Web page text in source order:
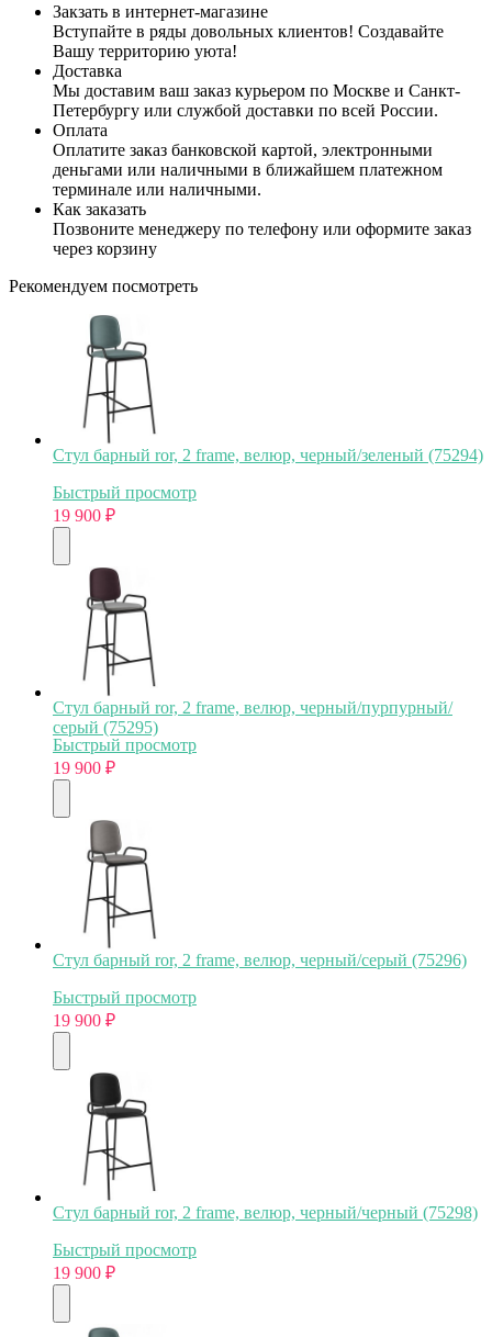
Закзать в интернет-магазине
Вступайте в ряды довольных клиентов! Создавайте
Вашу территорию уюта!
Доставка
Мы доставим ваш заказ курьером по Москве и Санкт-
Петербургу или службой доставки по всей России.
Оплата
Оплатите заказ банковской картой, электронными
деньгами или наличными в ближайшем платежном
терминале или наличными.
Как заказать
Позвоните менеджеру по телефону или оформите заказ
через корзину
Рекомендуем посмотреть
Стул барный ror, 2 frame, велюр, черный/зеленый (75294)
Быстрый просмотр
19 900 ₽
Стул барный ror, 2 frame, велюр, черный/пурпурный/
серый (75295)
Быстрый просмотр
19 900 ₽
Стул барный ror, 2 frame, велюр, черный/серый (75296)
Быстрый просмотр
19 900 ₽
Стул барный ror, 2 frame, велюр, черный/черный (75298)
Быстрый просмотр
19 900 ₽